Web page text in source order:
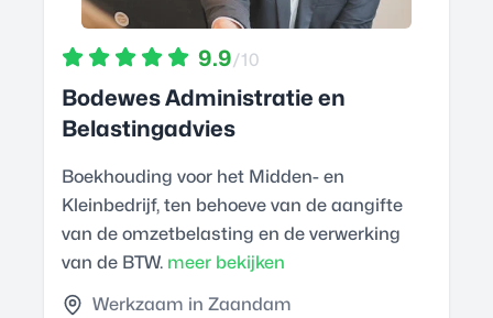
9.9/10
Bodewes Administratie en
Belastingadvies
Boekhouding voor het Midden- en
Kleinbedrijf, ten behoeve van de aangifte
van de omzetbelasting en de verwerking
van de BTW. meer bekijken
Werkzaam in Zaandam